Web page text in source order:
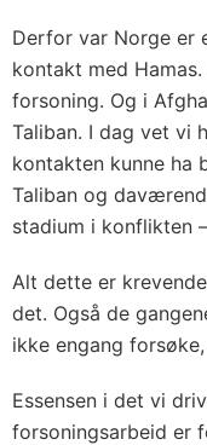
Derfor var Norge er
kontakt med
forsoning. Og i
Taliban. I dag vet vi
kontakten kunne ha
Taliban og
stadium i konflikten
Alt dette er
det. Også de
ikke engang
Essensen i det vi
forsoningsarbeid er